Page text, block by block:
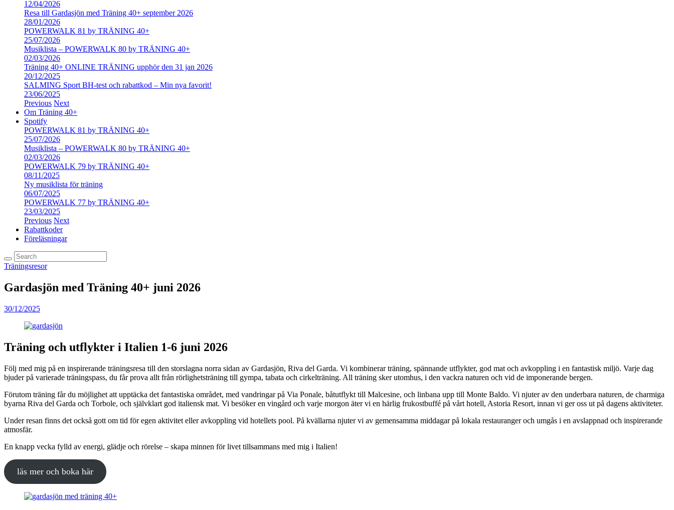
12/04/2026
Resa till Gardasjön med Träning 40+ september 2026
28/01/2026
POWERWALK 81 by TRÄNING 40+
25/07/2026
Musiklista – POWERWALK 80 by TRÄNING 40+
02/03/2026
Träning 40+ ONLINE TRÄNING upphör den 31 jan 2026
20/12/2025
SALMING Sport BH-test och rabattkod – Min nya favorit!
23/06/2025
Previous Next
Om Träning 40+
Spotify
POWERWALK 81 by TRÄNING 40+
25/07/2026
Musiklista – POWERWALK 80 by TRÄNING 40+
02/03/2026
POWERWALK 79 by TRÄNING 40+
08/11/2025
Ny musiklista för träning
06/07/2025
POWERWALK 77 by TRÄNING 40+
23/03/2025
Previous Next
Rabattkoder
Föreläsningar
Träningsresor
Gardasjön med Träning 40+ juni 2026
30/12/2025
Träning och utflykter i Italien 1-6 juni 2026
Följ med mig på en inspirerande träningsresa till den storslagna norra sidan av Gardasjön, Riva del Garda. Vi kombinerar träning, spännande utflykter, god mat och avkoppling i en fantastisk miljö. Varje dag
bjuder på varierade träningspass, du får prova allt från rörlighetsträning till gympa, tabata och cirkelträning. All träning sker utomhus, i den vackra naturen och vid de imponerande bergen.
Förutom träning får du möjlighet att upptäcka det fantastiska området, med vandringar på Via Ponale, båtutflykt till Malcesine, och linbana upp till Monte Baldo. Vi njuter av den underbara naturen, de charmiga
byarna Riva del Garda och Torbole, och självklart god italiensk mat. Vi besöker en vingård och varje morgon äter vi en härlig frukostbuffé på vårt hotell, Astoria Resort, innan vi ger oss ut på dagens aktiviteter.
Under resan finns det också gott om tid för egen aktivitet eller avkoppling vid hotellets pool. På kvällarna njuter vi av gemensamma middagar på lokala restauranger och umgås i en avslappnad och inspirerande
atmosfär.
En knapp vecka fylld av energi, glädje och rörelse – skapa minnen för livet tillsammans med mig i Italien!
läs mer och boka här